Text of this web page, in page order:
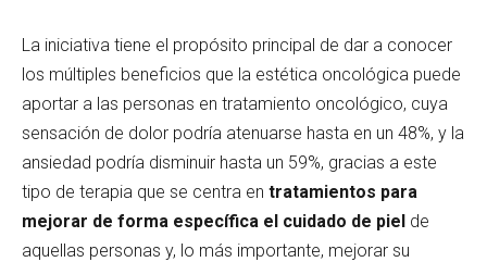
La iniciativa tiene el propósito principal de dar a conocer
los múltiples beneficios que la estética oncológica puede
aportar a las personas en tratamiento oncológico, cuya
sensación de dolor podría atenuarse hasta en un 48%, y la
ansiedad podría disminuir hasta un 59%, gracias a este
tipo de terapia que se centra en tratamientos para
mejorar de forma específica el cuidado de piel de
aquellas personas y, lo más importante, mejorar su